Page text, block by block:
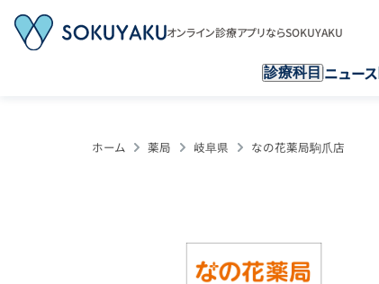
オンライン診療アプリならSOKUYAKU
診療科目 ニュース
ホーム 薬局 岐阜県 なの花薬局駒爪店